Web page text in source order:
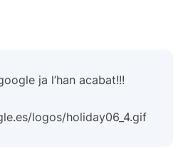
ja l’han acabat!!!
logos/holiday06_4.gif